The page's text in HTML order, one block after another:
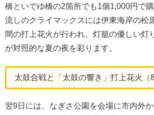
橋といでゆ橋の2箇所でも1個1,000円で
流しのクライマックスには伊東海岸の松
間の打上花火が行われ、灯籠の優しい灯
が対照的な夏の夜を彩ります。
太鼓合戦と「太鼓の響き」打上花火（8
翌9日には、なぎさ公園を会場に市内外